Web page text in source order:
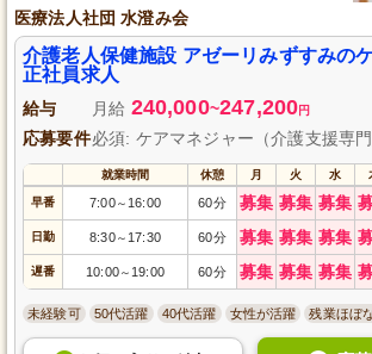
医療法人社団 水澄み会
介護老人保健施設 アゼーリみずすみの
正社員求人
給与 月給 240,000~247,200円
応募要件必須: ケアマネジャー（介護支援専
就業時間 休憩 月 火 水
早番 7:00～ 16:00 60分 募集 募集 募集
日勤 8:30～ 17:30 60分 募集 募集 募集
遅番 10:00～ 19:00 60分 募集 募集 募集
未経験可 50代活躍 40代活躍 女性が活躍 残業ほぼ